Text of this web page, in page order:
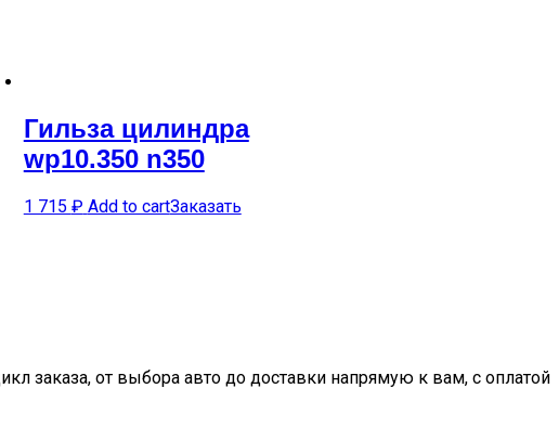
Гильза цилиндра
wp10.350 n350
1 715 ₽ Add to cartЗаказать
заказа, от выбора авто до доставки напрямую к вам, с оплатой